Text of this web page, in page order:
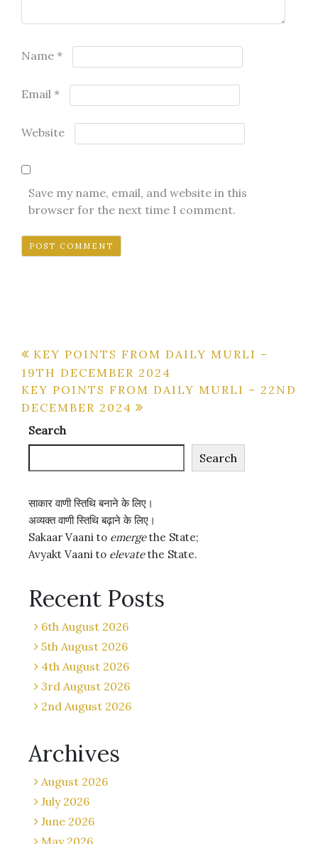
Name *
Email *
Website
Save my name, email, and website in this
browser for the next time I comment.
Post
navigation
KEY POINTS FROM DAILY MURLI –
19TH DECEMBER 2024
KEY POINTS FROM DAILY MURLI – 22ND
DECEMBER 2024
Search
Search
साकार वाणी स्तिथि बनाने के लिए।
अव्यक्त वाणी स्तिथि बढ़ाने के लिए।
Sakaar Vaani to emergethe State;
Avyakt Vaani to elevatethe State.
Recent Posts
6th August 2026
5th August 2026
4th August 2026
3rd August 2026
2nd August 2026
Archives
August 2026
July 2026
June 2026
May 2026